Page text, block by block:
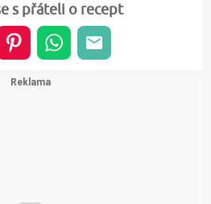
s přáteli o recept